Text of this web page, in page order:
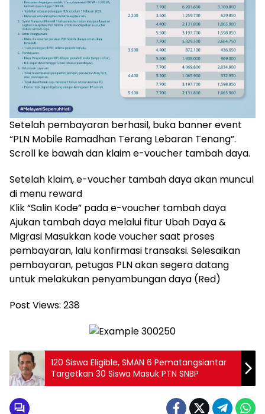
Setelah pembayaran berhasil, buka banner event
“PLN Mobile Ramadhan Terang Lebaran Tenang”.
Scroll ke bawah dan klaim e-voucher tambah daya.
Setelah klaim, e-voucher tambah daya akan muncul
di menu reward
Klik “Salin Kode” pada e-voucher tambah daya
Ajukan tambah daya melalui fitur Ubah Daya &
Migrasi Masukkan kode voucher saat proses
pembayaran, lalu konfirmasi transaksi. Selesaikan
pembayaran, petugas PLN akan segera datang
untuk melakukan penyambungan daya (Red)
Post Views: 238
120 Siswa Eligible, SMAN 6 Pematangsiantar
Targetkan 30 Siswa Masuk PTN SNBP